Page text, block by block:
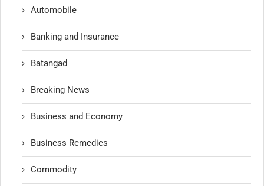
Automobile
Banking and Insurance
Batangad
Breaking News
Business and Economy
Business Remedies
Commodity